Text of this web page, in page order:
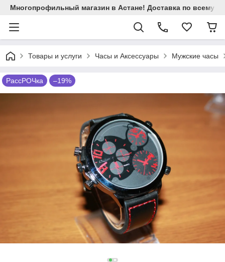
Многопрофильный магазин в Астане! Доставка по всему
Товары и услуги Часы и Аксессуары Мужские часы
РассРОЧка –19%